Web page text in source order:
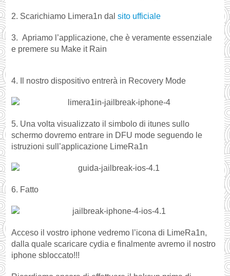
2. Scarichiamo Limera1n dalsito ufficiale
3. Apriamo l’applicazione, che è veramente essenziale
e premere su Make it Rain
4. Il nostro dispositivo entrerà in Recovery Mode
5. Una volta visualizzato il simbolo di itunes sullo
schermo dovremo entrare in DFU mode seguendo le
istruzioni sull’applicazione LimeRa1n
6. Fatto
Acceso il vostro iphone vedremo l’icona di LimeRa1n,
dalla quale scaricare cydia e finalmente avremo il nostro
iphone sbloccato!!!